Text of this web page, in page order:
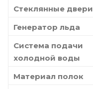
Стеклянные двери
Генератор льда
Система подачи
холодной воды
Материал полок